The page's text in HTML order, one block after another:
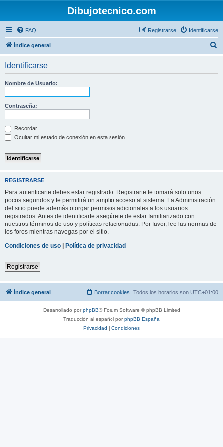
Dibujotecnico.com
FAQ Identificarse
Registrarse
Índice general
Identificarse
Nombre de Usuario:
Contraseña:
Recordar
Ocultar mi estado de conexión en esta sesión
REGISTRARSE
Para autenticarte debes estar registrado. Registrarte te tomará solo unos
pocos segundos y te permitirá un amplio acceso al sistema. La Administración
del sitio puede además otorgar permisos adicionales a los usuarios
registrados. Antes de identificarte asegúrete de estar familiarizado con
nuestros términos de uso y políticas relacionadas. Por favor, lee las normas de
los foros mientras navegas por el sitio.
Condiciones de uso | Política de privacidad
Registrarse
Índice general Todos los horarios son UTC+01:00
Borrar cookies
Desarrollado porphpBB® Forum Software © phpBB Limited
Traducción al español porphpBB España
Privacidad | Condiciones